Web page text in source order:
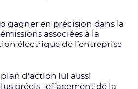
gagner en précision dans la
associées à la
électrique de l’entreprise
d’action lui aussi
précis : effacement de la